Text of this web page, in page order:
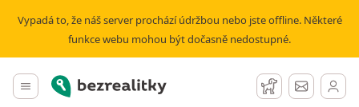
Vypadá to, že náš server prochází údržbou nebo jste offline. Některé
funkce webu mohou být dočasně nedostupné.
Hlavní menu
Bezrealitky Hlídací pes
Zprávy